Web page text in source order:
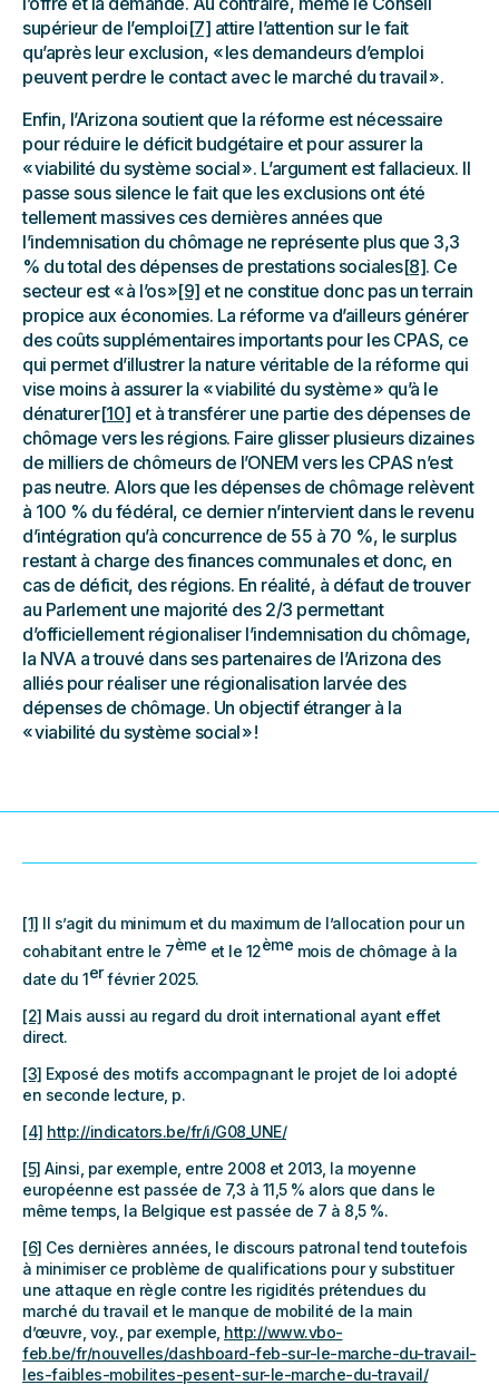
supérieur de l’emploi[7] attire l’attention sur le fait
qu’après leur exclusion, « les demandeurs d’emploi
peuvent perdre le contact avec le marché du travail ».
Enfin, l’Arizona soutient que la réforme est nécessaire
pour réduire le déficit budgétaire et pour assurer la
« viabilité du système social ». L’argument est fallacieux. Il
passe sous silence le fait que les exclusions ont été
tellement massives ces dernières années que
l’indemnisation du chômage ne représente plus que 3,3
% du total des dépenses de prestations sociales[8]. Ce
secteur est « à l’os »[9] et ne constitue donc pas un terrain
propice aux économies. La réforme va d’ailleurs générer
des coûts supplémentaires importants pour les CPAS, ce
qui permet d’illustrer la nature véritable de la réforme qui
vise moins à assurer la « viabilité du système » qu’à le
dénaturer[10] et à transférer une partie des dépenses de
chômage vers les régions. Faire glisser plusieurs dizaines
de milliers de chômeurs de l’ONEM vers les CPAS n’est
pas neutre. Alors que les dépenses de chômage relèvent
à 100 % du fédéral, ce dernier n’intervient dans le revenu
d’intégration qu’à concurrence de 55 à 70 %, le surplus
restant à charge des finances communales et donc, en
cas de déficit, des régions. En réalité, à défaut de trouver
au Parlement une majorité des 2/3 permettant
d’officiellement régionaliser l’indemnisation du chômage,
la NVA a trouvé dans ses partenaires de l’Arizona des
alliés pour réaliser une régionalisation larvée des
dépenses de chômage. Un objectif étranger à la
« viabilité du système social » !
[1] Il s’agit du minimum et du maximum de l’allocation pour un
cohabitant entre le 7ème et le 12ème mois de chômage à la
date du 1er février 2025.
[2] Mais aussi au regard du droit international ayant effet
direct.
[3] Exposé des motifs accompagnant le projet de loi adopté
en seconde lecture, p.
[4] http://indicators.be/fr/i/G08_UNE/
[5] Ainsi, par exemple, entre 2008 et 2013, la moyenne
européenne est passée de 7,3 à 11,5 % alors que dans le
même temps, la Belgique est passée de 7 à 8,5 %.
[6] Ces dernières années, le discours patronal tend toutefois
à minimiser ce problème de qualifications pour y substituer
une attaque en règle contre les rigidités prétendues du
marché du travail et le manque de mobilité de la main
d’œuvre, voy., par exemple, http://www.vbo-
feb.be/fr/nouvelles/dashboard-feb-sur-le-marche-du-travail-
les-faibles-mobilites-pesent-sur-le-marche-du-travail/